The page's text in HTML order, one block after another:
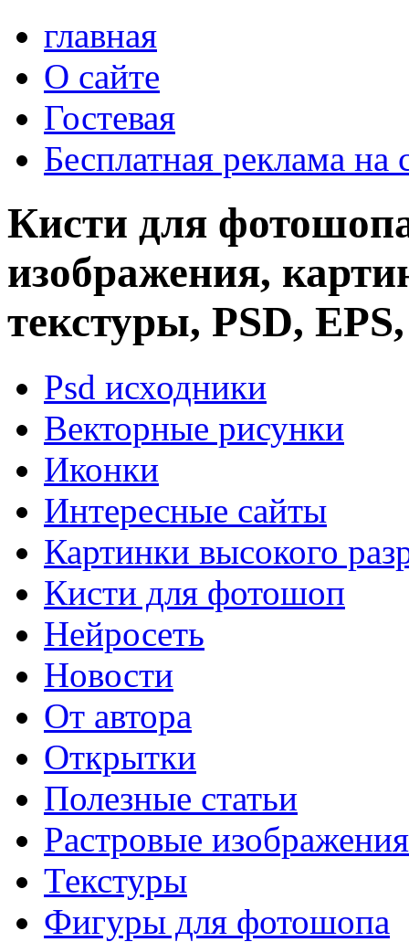
главная
О сайте
Гостевая
Бесплатная реклама на
Кисти для
изображения,
текстуры, PSD,
Psd исходники
Векторные рисунки
Иконки
Интересные сайты
Картинки высокого
Кисти для фотошоп
Нейросеть
Новости
От автора
Открытки
Полезные статьи
Растровые изображения
Текстуры
Фигуры для фотошопа